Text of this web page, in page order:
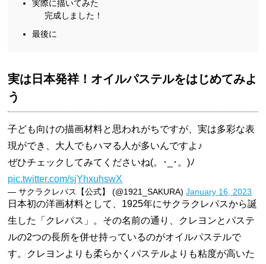
実際に描いてみた
完成しました！
最後に
実は日本発祥！オイルパステルをはじめてみよ
う
子ども向けの描画材料と思われがちですが、実は多彩な表
現ができ、大人でもハマる人が多いんですよ♪
ぜひチェックしてみてくださいね(。･_･。)ﾉ
pic.twitter.com/sjYhxuhswX
— サクラクレパス【公式】 (@1921_SAKURA)January 16, 2023
日本初の洋画材料として、1925年にサクラクレパスから誕
生した「クレパス」。その名前の通り、クレヨンとパステ
ルの2つの長所を併せ持っているのがオイルパステルで
す。クレヨンよりも柔らかくパステルよりも粘度が高いた